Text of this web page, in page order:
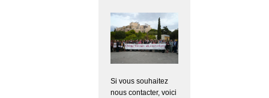
Si vous souhaitez
nous contacter, voici